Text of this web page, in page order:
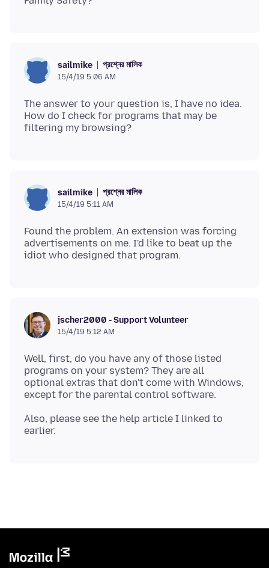
sailmike প্রশ্নের মালিক
15/4/19 5:06 AM
The answer to your question is, I have no idea.
How do I check for programs that may be
sailmike প্রশ্নের মালিক
15/4/19 5:11 AM
Found the problem. An extension was forcing
advertisements on me. I'd like to beat up the
jscher2000 - Support Volunteer
15/4/19 5:12 AM
Well, first, do you have any of those listed
programs on your system? They are all
optional extras that don't come with Windows,
Also, please see the help article I linked to